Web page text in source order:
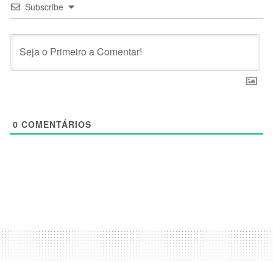
Subscribe
0 COMENTÁRIOS